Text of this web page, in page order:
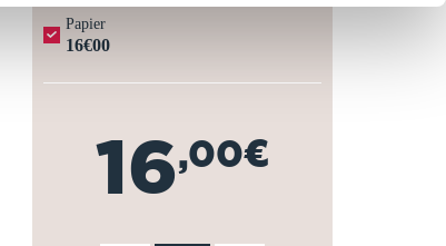
Papier
16€00
16,00€